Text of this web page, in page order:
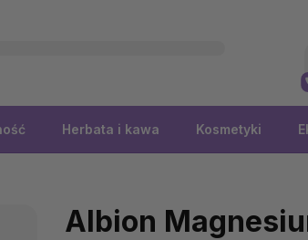
Herbata i kawa Kosmetyki
Albion